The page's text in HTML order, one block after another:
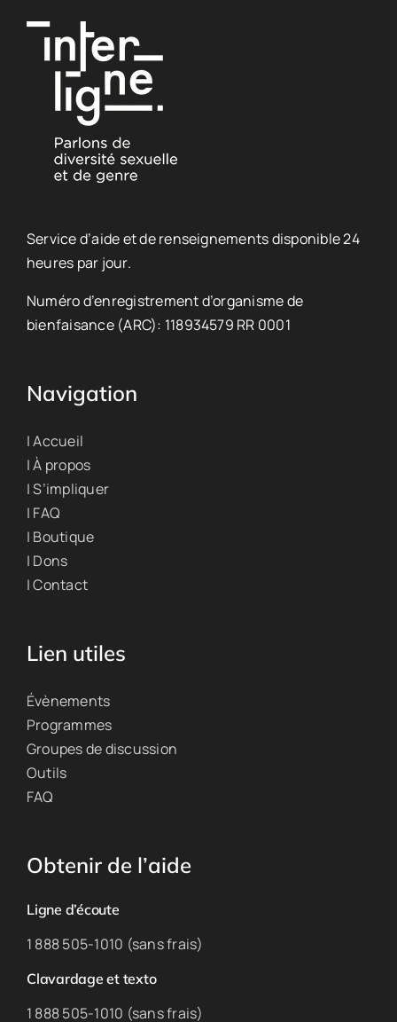
Service d’aide et de renseignements disponible 24
heures par jour.
Numéro d’enregistrement d’organisme de
bienfaisance (ARC): 118934579 RR 0001
Navigation
| Accueil
| À propos
| S’impliquer
| FAQ
| Boutique
| Dons
| Contact
Lien utiles
Évènements
Programmes
Groupes de discussion
Outils
FAQ
Obtenir de l’aide
Ligne d’écoute
1 888 505-1010 (sans frais)
Clavardage et texto
1 888 505-1010 (sans frais)